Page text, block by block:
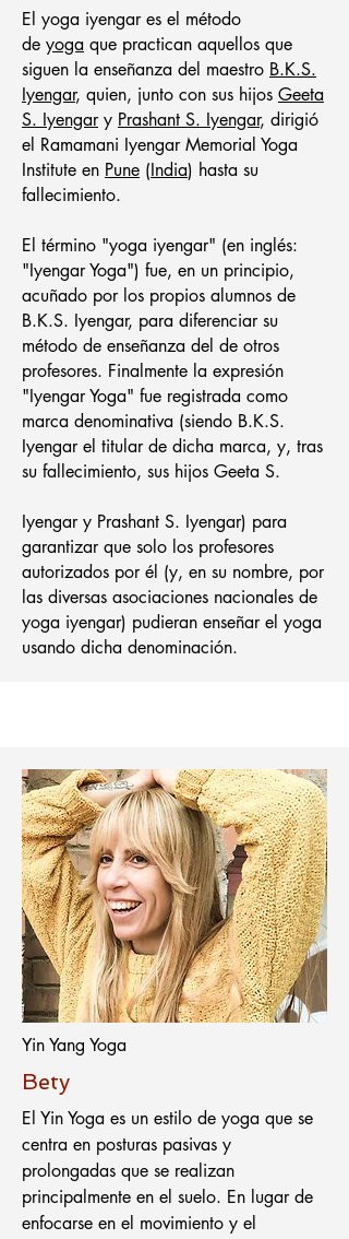
El yoga iyengar es el método
de yoga que practican aquellos que
siguen la enseñanza del maestro B.K.S.
Iyengar, quien, junto con sus hijos Geeta
S. Iyengar y Prashant S. Iyengar, dirigió
el Ramamani Iyengar Memorial Yoga
Institute en Pune (India) hasta su
fallecimiento.
El término "yoga iyengar" (en inglés:
"Iyengar Yoga") fue, en un principio,
acuñado por los propios alumnos de
B.K.S. Iyengar, para diferenciar su
método de enseñanza del de otros
profesores. Finalmente la expresión
"Iyengar Yoga" fue registrada como
marca denominativa (siendo B.K.S.
Iyengar el titular de dicha marca, y, tras
su fallecimiento, sus hijos Geeta S.
Iyengar y Prashant S. Iyengar) para
garantizar que solo los profesores
autorizados por él (y, en su nombre, por
las diversas asociaciones nacionales de
yoga iyengar) pudieran enseñar el yoga
usando dicha denominación.
Yin Yang Yoga
Bety
El Yin Yoga es un estilo de yoga que se
centra en posturas pasivas y
prolongadas que se realizan
principalmente en el suelo. En lugar de
enfocarse en el movimiento y el